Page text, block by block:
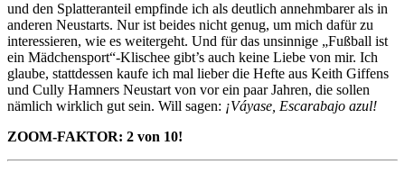
und den Splatteranteil empfinde ich als deutlich annehmbarer als in
anderen Neustarts. Nur ist beides nicht genug, um mich dafür zu
interessieren, wie es weitergeht. Und für das unsinnige „Fußball ist
ein Mädchensport“-Klischee gibt’s auch keine Liebe von mir. Ich
glaube, stattdessen kaufe ich mal lieber die Hefte aus Keith Giffens
und Cully Hamners Neustart von vor ein paar Jahren, die sollen
nämlich wirklich gut sein. Will sagen: ¡Váyase, Escarabajo azul!
ZOOM-FAKTOR: 2 von 10!